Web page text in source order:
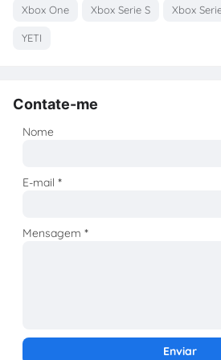
Xbox One Xbox Serie S Xbox
YETI
Contate-me
Nome
E-mail*
Mensagem*